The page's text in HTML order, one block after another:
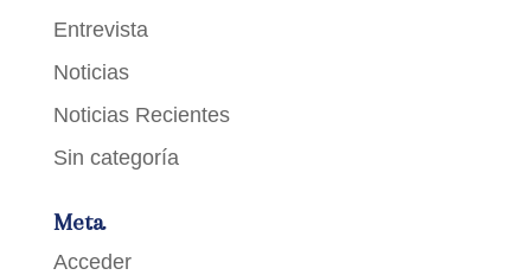
Entrevista
Noticias
Noticias Recientes
Sin categoría
Meta
Acceder